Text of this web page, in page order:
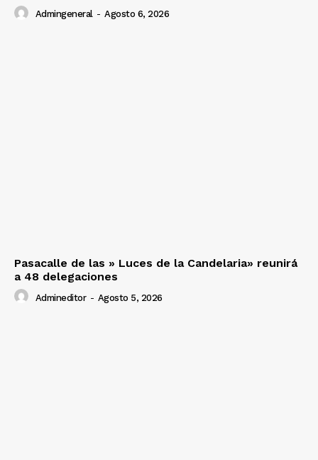
Admingeneral - Agosto 6, 2026
Pasacalle de las » Luces de la Candelaria» reunirá
a 48 delegaciones
Admineditor - Agosto 5, 2026